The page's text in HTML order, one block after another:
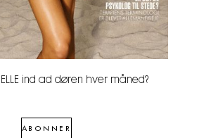
ind ad døren hver måned?
ABONNER